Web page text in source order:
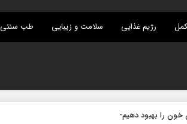
رژیم غذایی سلامت و زیبایی طب سنتی